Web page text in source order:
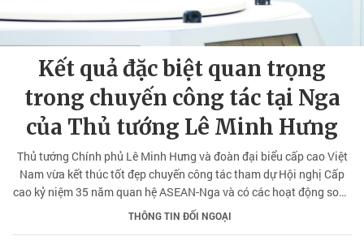
Kết quả đặc biệt quan trọng
trong chuyến công tác tại Nga
của Thủ tướng Lê Minh Hưng
Thủ tướng Chính phủ Lê Minh Hưng và đoàn đại biểu cấp cao Việt
Nam vừa kết thúc tốt đẹp chuyến công tác tham dự Hội nghị Cấp
cao kỷ niệm 35 năm quan hệ ASEAN-Nga và có các hoạt động song
phương tại thành phố Kazan, Cộng hòa Tatarstan, Liên bang Nga
từ ngày 16 đến 18/6/2026 theo lời mời của Tổng thống Liên bang
THÔNG TIN ĐỐI NGOẠI